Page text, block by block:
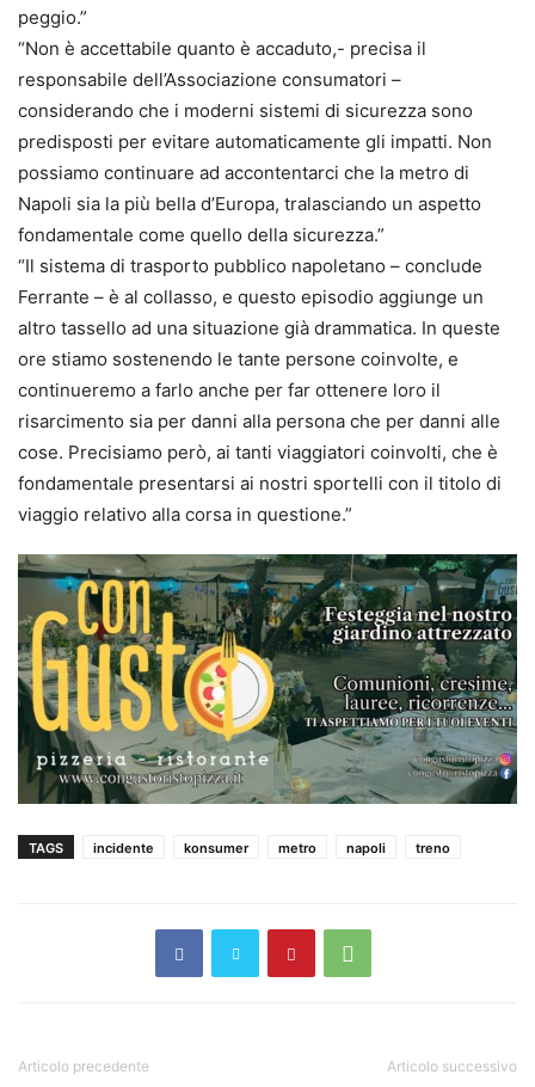
peggio.”
“Non è accettabile quanto è accaduto,- precisa il
responsabile dell’Associazione consumatori –
considerando che i moderni sistemi di sicurezza sono
predisposti per evitare automaticamente gli impatti. Non
possiamo continuare ad accontentarci che la metro di
Napoli sia la più bella d’Europa, tralasciando un aspetto
fondamentale come quello della sicurezza.”
“Il sistema di trasporto pubblico napoletano – conclude
Ferrante – è al collasso, e questo episodio aggiunge un
altro tassello ad una situazione già drammatica. In queste
ore stiamo sostenendo le tante persone coinvolte, e
continueremo a farlo anche per far ottenere loro il
risarcimento sia per danni alla persona che per danni alle
cose. Precisiamo però, ai tanti viaggiatori coinvolti, che è
fondamentale presentarsi ai nostri sportelli con il titolo di
viaggio relativo alla corsa in questione.”
TAGS incidente konsumer metro napoli treno
Articolo precedente Articolo successivo